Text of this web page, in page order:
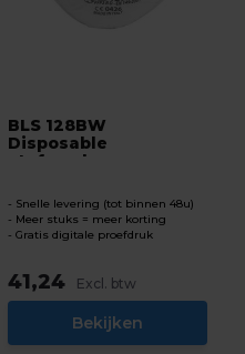
BLS 128BW
Disposable
stofmasker
Snelle levering (tot binnen 48u)
Meer stuks = meer korting
Gratis digitale proefdruk
41,24 Excl. btw
Bekijken